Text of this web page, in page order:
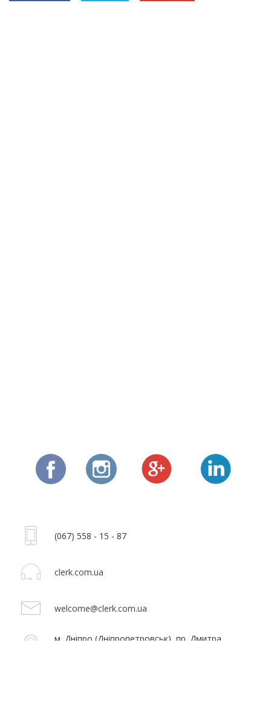
(067) 558 - 15 - 87
clerk.com.ua
welcome@clerk.com.ua
м. Дніпро (Дніпропетровськ), пр. Дмитра